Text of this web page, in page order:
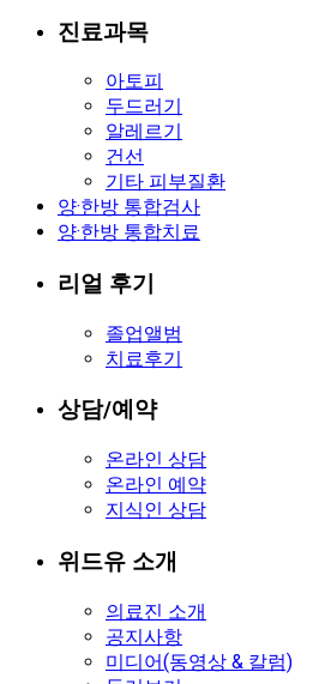
진료과목
아토피
두드러기
알레르기
건선
기타 피부질환
양·한방 통합검사
양·한방 통합치료
리얼 후기
졸업앨범
치료후기
상담/예약
온라인 상담
온라인 예약
지식인 상담
위드유 소개
의료진 소개
공지사항
미디어(동영상 & 칼럼)